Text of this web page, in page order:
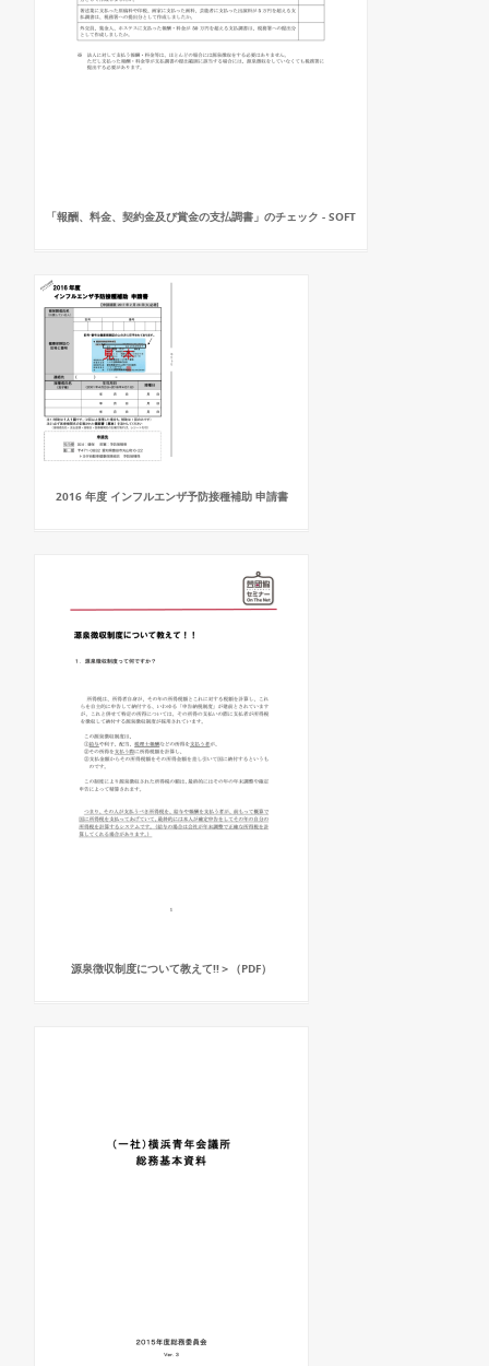
「報酬、料金、契約金及び賞金の支払調書」のチェック - SOFT
2016 年度 インフルエンザ予防接種補助 申請書
源泉徴収制度について教えて!!＞（PDF）